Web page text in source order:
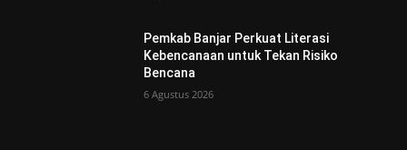
Pemkab Banjar Perkuat Literasi
Kebencanaan untuk Tekan Risiko
Bencana
6 Agustus 2026